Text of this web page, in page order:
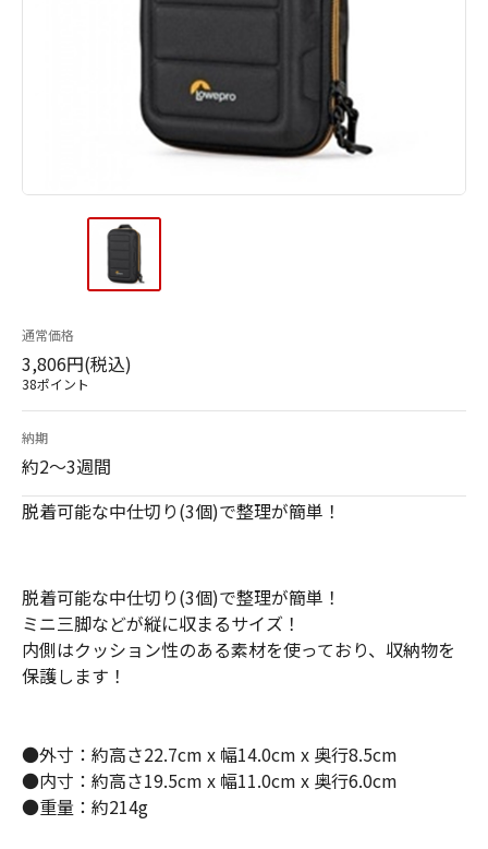
通常価格
3,806円(税込)
38ポイント
納期
約2～3週間
脱着可能な中仕切り(3個)で整理が簡単！
脱着可能な中仕切り(3個)で整理が簡単！
ミニ三脚などが縦に収まるサイズ！
内側はクッション性のある素材を使っており、収納物を
保護します！
●外寸：約高さ22.7cm x 幅14.0cm x 奥行8.5cm
●内寸：約高さ19.5cm x 幅11.0cm x 奥行6.0cm
●重量：約214g